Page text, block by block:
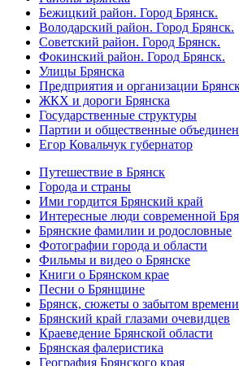
Бежицкий район. Город Брянск.
Володарский район. Город Брянск.
Советский район. Город Брянск.
Фокинский район. Город Брянск.
Улицы Брянска
Предприятия и организации
ЖКХ и дороги Брянска
Государственные структуры
Партии и общественные
Егор Ковальчук губернатор
Путешествие в Брянск
Города и страны
Ими гордится Брянский край
Интересные люди современной
Брянские фамилии и родословные
Фотографии города и области
Фильмы и видео о Брянске
Книги о Брянском крае
Песни о Брянщине
Брянск, сюжеты о забытом времени
Брянский край глазами очевидцев
Краеведение Брянской области
Брянская фалеристика
География Брянского края